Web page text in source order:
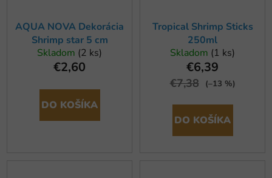
AQUA NOVA Dekorácia
Shrimp star 5 cm
Skladom (2 ks)
€2,60
DO KOŠÍKA
Tropical Shrimp Sticks
250ml
Skladom (1 ks)
€6,39
€7,38 (–13 %)
DO KOŠÍKA